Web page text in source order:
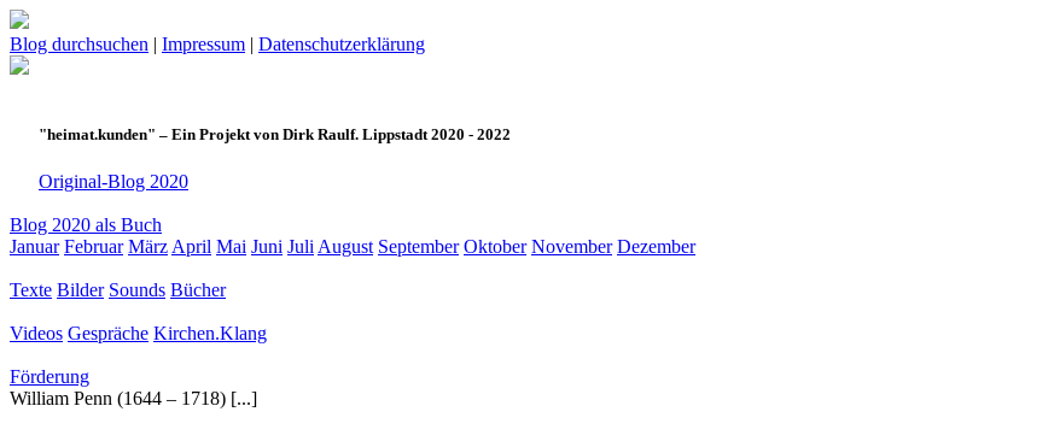
Blog durchsuchen | Impressum | Datenschutzerklärung
"heimat.kunden" – Ein Projekt von Dirk Raulf. Lippstadt 2020 - 2022
Original-Blog 2020
Blog 2020 als Buch
Januar Februar März April Mai Juni Juli August September Oktober November Dezember
Texte Bilder Sounds Bücher
Videos Gespräche Kirchen.Klang
Förderung
William Penn (1644 – 1718) [...]